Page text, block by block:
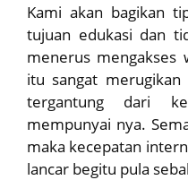
Kami akan bagikan
tujuan edukasi dan
menerus mengakses
itu sangat
tergantung dari
mempunyai nya.
maka kecepatan
lancar begitu pula